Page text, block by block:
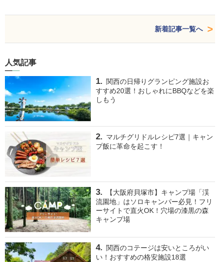
新着記事一覧へ
人気記事
関西の日帰りグランピング施設お
すすめ20選！おしゃれにBBQなどを楽
しもう
マルチグリドルレシピ7選｜キャン
プ飯に革命を起こす！
【大阪府貝塚市】キャンプ場「渓
流園地」はソロキャンパー必見！フリ
ーサイトで直火OK！穴場の漆黒の森
キャンプ場
関西のコテージは安いところがい
い！おすすめの格安施設18選